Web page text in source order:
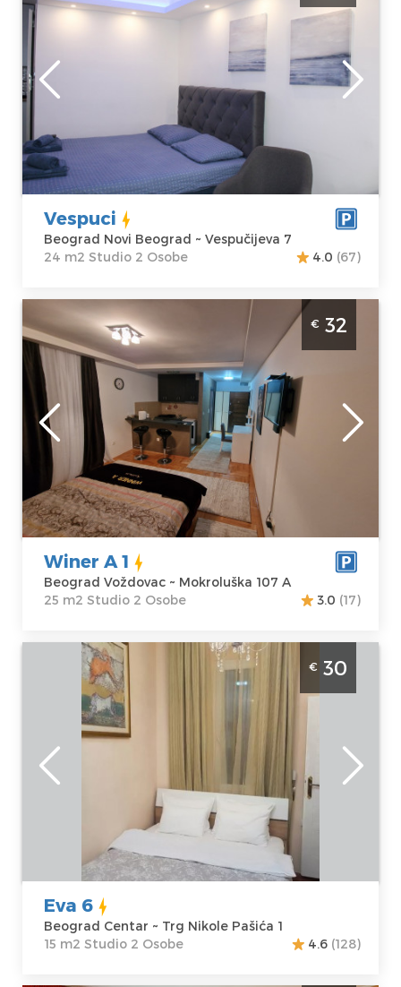
osobe.
Beograd
Lokacija:
Beograd Novi
Adresa:
Vespučijeva 7
Cena28 €
Gosti:2
Kvadratura :
m2
Struktura :
Studio
Vespuci
Beograd Novi Beograd ~ Vespučijeva 7
24 m2 Studio 2 Osobe
4.0 (67)
Studio Apartman Winer A 1 Beograd
Voždovac. Studio apartman veličine 25m2,
moderno uređen i idealan za boravak do 2
osobe.
Beograd
Lokacija:
Beograd
Voždovac
Adresa:
Mokroluška 107
Cena32 €
Gosti:2
Kvadratura :
m2
Struktura :
Studio
€ 32
Winer A 1
Beograd Voždovac ~ Mokroluška 107 A
25 m2 Studio 2 Osobe
3.0 (17)
Studio Apartman Eva 6 Beograd Centar
Beograd
Lokacija:
Beograd Centar
Adresa:
Nikole Pašića 1
Kvadratura : 15
Struktura :
Studio
€ 30
Eva 6
Beograd Centar ~ Trg Nikole Pašića 1
15 m2 Studio 2 Osobe
4.6 (128)